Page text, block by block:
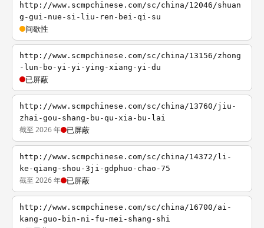
http://www.scmpchinese.com/sc/china/12046/shuan
g-gui-nue-si-liu-ren-bei-qi-su
间歇性
http://www.scmpchinese.com/sc/china/13156/zhong
-lun-bo-yi-yi-ying-xiang-yi-du
已屏蔽
http://www.scmpchinese.com/sc/china/13760/jiu-
zhai-gou-shang-bu-qu-xia-bu-lai
截至 2026 年 已屏蔽
http://www.scmpchinese.com/sc/china/14372/li-
ke-qiang-shou-3ji-gdphuo-chao-75
截至 2026 年 已屏蔽
http://www.scmpchinese.com/sc/china/16700/ai-
kang-guo-bin-ni-fu-mei-shang-shi